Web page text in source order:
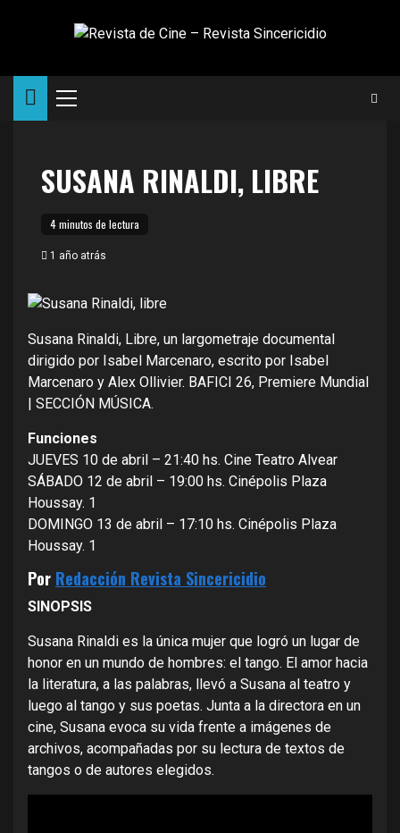
Menú
SUSANA RINALDI, LIBRE
4 minutos de lectura
1 año atrás
Susana Rinaldi, Libre, un largometraje documental
dirigido por Isabel Marcenaro, escrito por Isabel
Marcenaro y Alex Ollivier. BAFICI 26, Premiere Mundial
| SECCIÓN MÚSICA.
Funciones
JUEVES 10 de abril – 21:40 hs. Cine Teatro Alvear
SÁBADO 12 de abril – 19:00 hs. Cinépolis Plaza
Houssay. 1
DOMINGO 13 de abril – 17:10 hs. Cinépolis Plaza
Houssay. 1
Por Redacción Revista Sincericidio
SINOPSIS
Susana Rinaldi es la única mujer que logró un lugar de
honor en un mundo de hombres: el tango. El amor hacia
la literatura, a las palabras, llevó a Susana al teatro y
luego al tango y sus poetas. Junta a la directora en un
cine, Susana evoca su vida frente a imágenes de
archivos, acompañadas por su lectura de textos de
tangos o de autores elegidos.